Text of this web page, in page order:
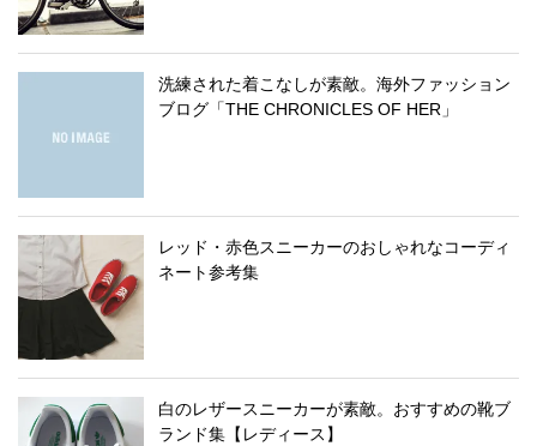
洗練された着こなしが素敵。海外ファッション
ブログ「THE CHRONICLES OF HER」
レッド・赤色スニーカーのおしゃれなコーディ
ネート参考集
白のレザースニーカーが素敵。おすすめの靴ブ
ランド集【レディース】